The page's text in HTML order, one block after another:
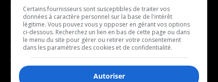
NOUVELLES
- Affaires municipales
- Communauté / Social
- Culture
- Économie
MUSIQUE
- Décompte franco
- Joué récemment
BALADOS
Certains fournisseurs sont susceptibles de traiter vos
données à caractère personnel sur la base de l'intérêt
légitime. Vous pouvez vous y opposer en gérant vos options
ci-dessous. Recherchez un lien en bas de cette page ou dans
le menu du site pour gérer ou retirer votre consentement
dans les paramètres des cookies et de confidentialité.
Autoriser